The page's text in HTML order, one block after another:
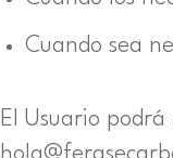
Cuando sea
El Usuario